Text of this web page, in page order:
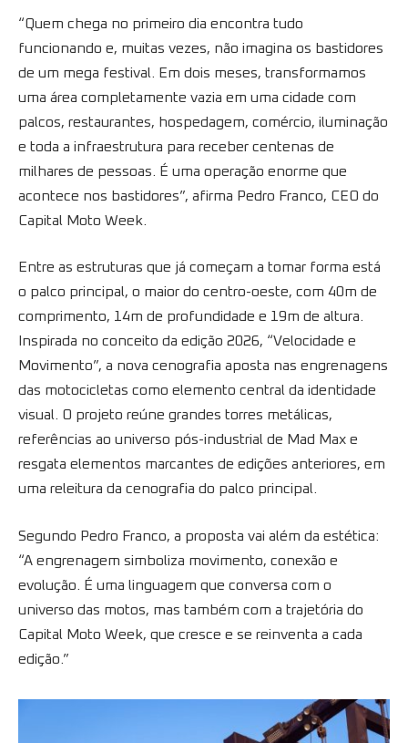
“Quem chega no primeiro dia encontra tudo
funcionando e, muitas vezes, não imagina os bastidores
de um mega festival. Em dois meses, transformamos
uma área completamente vazia em uma cidade com
palcos, restaurantes, hospedagem, comércio, iluminação
e toda a infraestrutura para receber centenas de
milhares de pessoas. É uma operação enorme que
acontece nos bastidores”, afirma Pedro Franco, CEO do
Capital Moto Week.
Entre as estruturas que já começam a tomar forma está
o palco principal, o maior do centro-oeste, com 40m de
comprimento, 14m de profundidade e 19m de altura.
Inspirada no conceito da edição 2026, “Velocidade e
Movimento”, a nova cenografia aposta nas engrenagens
das motocicletas como elemento central da identidade
visual. O projeto reúne grandes torres metálicas,
referências ao universo pós-industrial de Mad Max e
resgata elementos marcantes de edições anteriores, em
uma releitura da cenografia do palco principal.
Segundo Pedro Franco, a proposta vai além da estética:
“A engrenagem simboliza movimento, conexão e
evolução. É uma linguagem que conversa com o
universo das motos, mas também com a trajetória do
Capital Moto Week, que cresce e se reinventa a cada
edição.”